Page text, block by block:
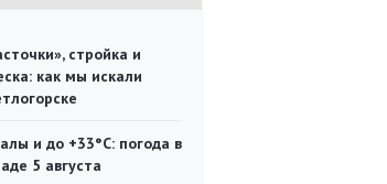
стройка и
как мы искали
и до +33°С: погода в
5 августа